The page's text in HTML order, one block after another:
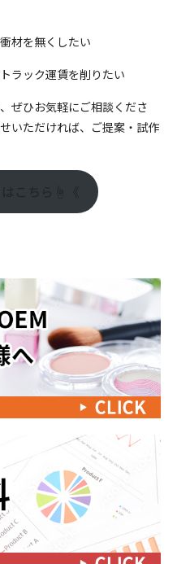
材を無くしたい
ラック運賃を削りたい
ぜひお気軽にご相談くださ
いただければ、ご提案・試作
こちら☝《